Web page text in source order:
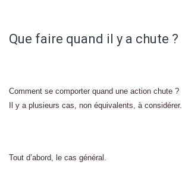
Que faire quand il y a chute ?
Comment se comporter quand une action chute ?
Il y a plusieurs cas, non équivalents, à considérer.
Tout d’abord, le cas général.